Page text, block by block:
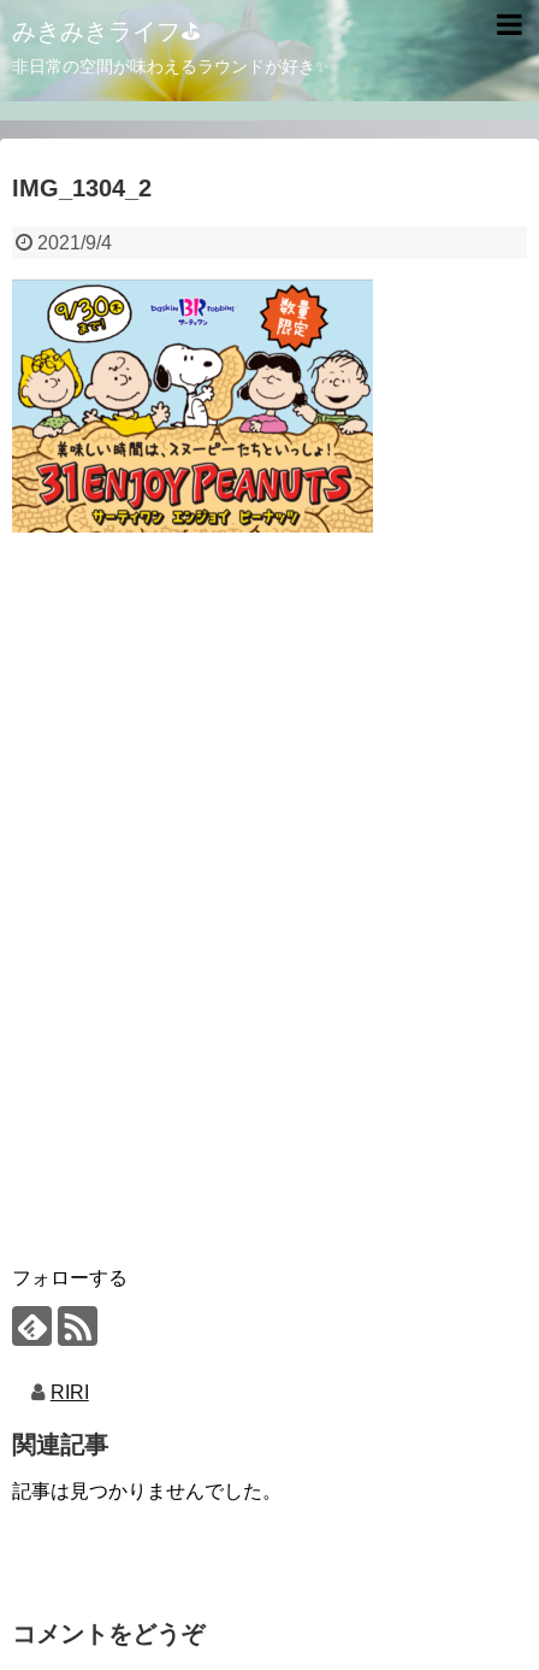
みきみきライフ⛳
非日常の空間が味わえるラウンドが好き✨
IMG_1304_2
2021/9/4
フォローする
RIRI
関連記事
記事は見つかりませんでした。
コメントをどうぞ